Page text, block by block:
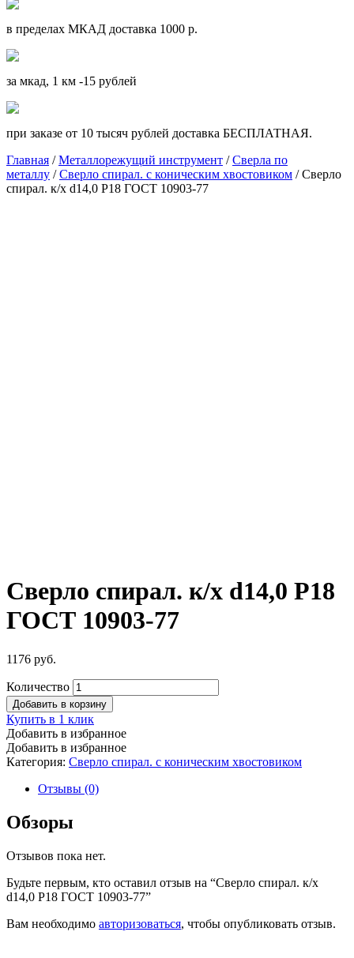
в пределах МКАД доставка 1000 р.
за мкад, 1 км -15 рублей
при заказе от 10 тысяч рублей доставка БЕСПЛАТНАЯ.
Главная /Металлорежущий инструмент /Сверла по
металлу /Сверло спирал. с коническим хвостовиком / Сверло
спирал. к/х d14,0 Р18 ГОСТ 10903-77
Сверло спирал. к/х d14,0 Р18
ГОСТ 10903-77
1176 руб.
Количество
Добавить в корзину
Купить в 1 клик
Добавить в избранное
Добавить в избранное
Категория: Сверло спирал. с коническим хвостовиком
Отзывы (0)
Обзоры
Отзывов пока нет.
Будьте первым, кто оставил отзыв на “Сверло спирал. к/х
d14,0 Р18 ГОСТ 10903-77”
Вам необходимо авторизоваться, чтобы опубликовать отзыв.